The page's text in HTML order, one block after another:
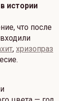
истории
что после
, хризопраз